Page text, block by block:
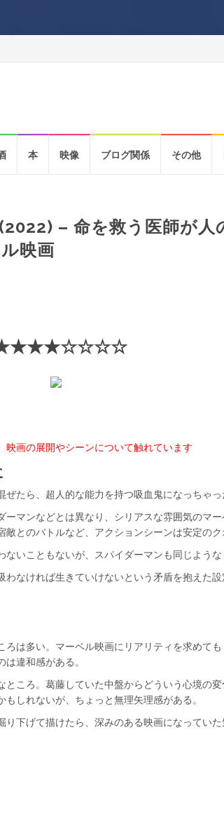
本 映像 ブログ関係 その他
– 命を救う医師が人
映画
画の展開やシーンについて触れています
たら、超人的な能力を持つ吸血鬼になっちゃっ
マンなどとは異なり、シリアスな雰囲気のマー
とのバトルなど、アクションシーンは安定のク
いこともないが、スパイダーマンも同じよう
なければ生きていけないという矛盾を抱えた設
は多い。マーベル映画にリアリティを求めて
違和感がある。
ころ。葛藤していた中盤からどういう心境の
しれないが、ちょっと無理矢理感がある。
下げて描けたら、深みのある映画になってい